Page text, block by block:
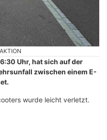
Uhr, hat sich auf der
zwischen einem E-
wurde leicht verletzt.